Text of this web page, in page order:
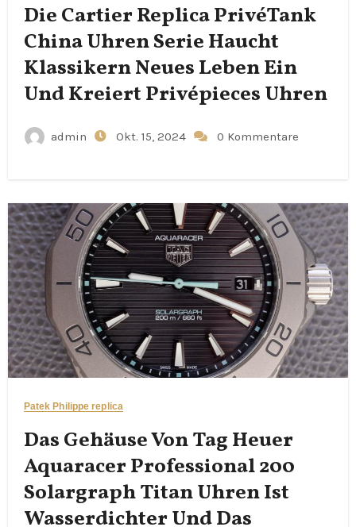
Die Cartier Replica PrivéTank
China Uhren Serie Haucht
Klassikern Neues Leben Ein
Und Kreiert Privépieces Uhren
admin Okt. 15, 2024 0 Kommentare
Patek Philippe replica
Das Gehäuse Von Tag Heuer
Aquaracer Professional 200
Solargraph Titan Uhren Ist
Wasserdichter Und Das